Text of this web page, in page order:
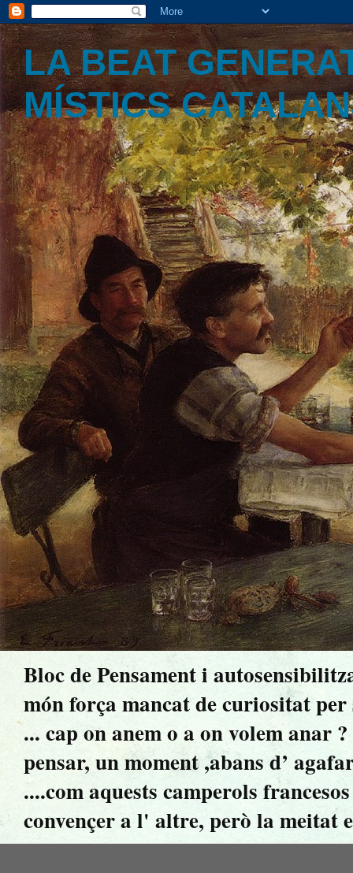
LA BEAT
MÍSTICS
Bloc de Pensament i
món força mancat de curiositat per
... cap on anem o a on volem anar
pensar, un moment ,abans d’
....com aquests camperols
convençer a l' altre, però la meitat